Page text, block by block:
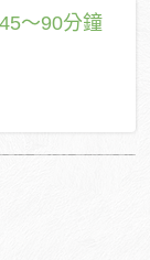
～90分鐘